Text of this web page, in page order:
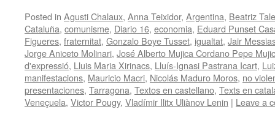
Posted in Agusti Chalaux, Anna Teixidor, Argentina, Beatriz
Cataluña, comunisme, Diario 16, economia, Eduard Punset
Figueres, fraternitat, Gonzalo Boye Tusset, igualtat, Jair
Jorge Aniceto Molinari, José Alberto Mujica Cordano Pepe
d'expressió, Lluis Maria Xirinacs, Lluís-Ignasi Pastrana Icart,
manifestacions, Mauricio Macri, Nicolás Maduro Moros, no
presentaciones, Tarragona, Textos en castellano, Texts en
Veneçuela, Victor Pougy, Vladímir Ilitx Uliànov Lenin | Leave a